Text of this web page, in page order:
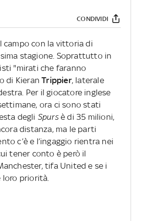
CONDIVIDI
campo con la vittoria di
stagione. Soprattutto in
"mirati che faranno
di KieranTrippier, laterale
Per il giocatore inglese
ora ci sono stati
degli Spursè di 35 milioni,
distanza, ma le parti
c’è e l’ingaggio rientra nei
tener conto è però il
tifa United e se i
loro priorità.